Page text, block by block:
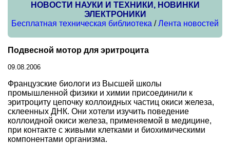
НОВОСТИ НАУКИ И ТЕХНИКИ, НОВИНКИ
ЭЛЕКТРОНИКИ
Бесплатная техническая библиотека /Лента новостей
Подвесной мотор для эритроцита
09.08.2006
Французские биологи из Высшей школы
промышленной физики и химии присоединили к
эритроциту цепочку коллоидных частиц окиси железа,
склеенных ДНК. Они хотели изучить поведение
коллоидной окиси железа, применяемой в медицине,
при контакте с живыми клетками и биохимическими
компонентами организма.